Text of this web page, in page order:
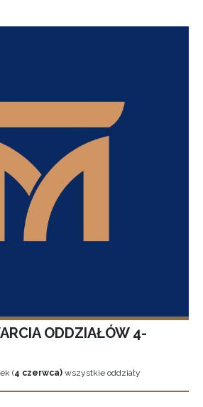
ODDZIAŁÓW 4-
(4 czerwca) wszystkie oddziały